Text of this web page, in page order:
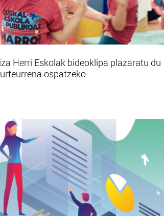
Herri Eskolak bideoklipa plazaratu du
ospatzeko